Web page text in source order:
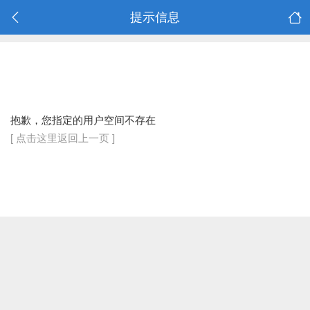
提示信息
抱歉，您指定的用户空间不存在
[ 点击这里返回上一页 ]